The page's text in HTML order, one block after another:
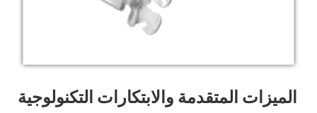
الميزات المتقدمة والابتكارات التكنولوجية